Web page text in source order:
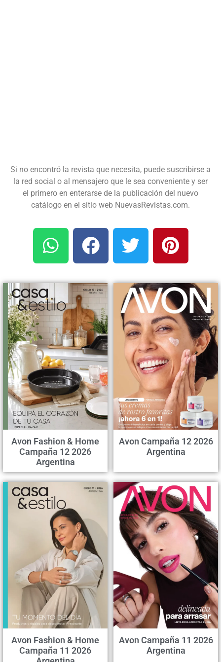
Si no encontró la revista que necesita, puede suscribirse a
la red social o al mensajero que le sea conveniente y ser
el primero en enterarse de la publicación del nuevo
catálogo en el sitio web NuevasRevistas.com.
Avon Fashion & Home
Campaña 12 2026
Argentina
Avon Campaña 12 2026
Argentina
Avon Fashion & Home
Campaña 11 2026
Avon Campaña 11 2026
Argentina